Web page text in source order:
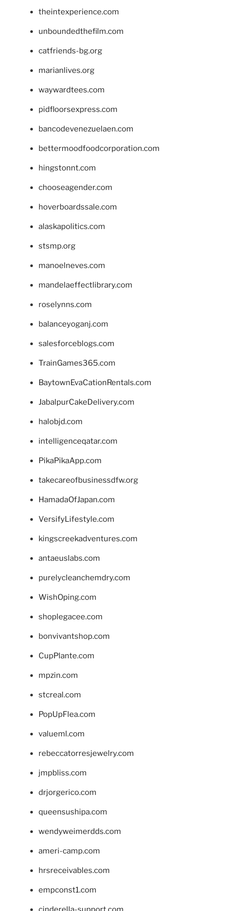
theintexperience.com
unboundedthefilm.com
catfriends-bg.org
marianlives.org
waywardtees.com
pidfloorsexpress.com
bancodevenezuelaen.com
bettermoodfoodcorporation.com
hingstonnt.com
chooseagender.com
hoverboardssale.com
alaskapolitics.com
stsmp.org
manoelneves.com
mandelaeffectlibrary.com
roselynns.com
balanceyoganj.com
salesforceblogs.com
TrainGames365.com
BaytownEvaCationRentals.com
JabalpurCakeDelivery.com
halobjd.com
intelligenceqatar.com
PikaPikaApp.com
takecareofbusinessdfw.org
HamadaOfJapan.com
VersifyLifestyle.com
kingscreekadventures.com
antaeuslabs.com
purelycleanchemdry.com
WishOping.com
shoplegacee.com
bonvivantshop.com
CupPlante.com
mpzin.com
stcreal.com
PopUpFlea.com
valueml.com
rebeccatorresjewelry.com
jmpbliss.com
drjorgerico.com
queensushipa.com
wendyweimerdds.com
ameri-camp.com
hrsreceivables.com
empconst1.com